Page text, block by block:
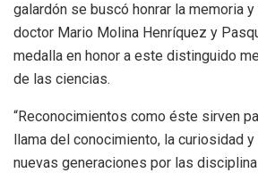
galardón se buscó honrar la memoria
doctor Mario Molina Henríquez y
medalla en honor a este distinguido
de las ciencias.
“Reconocimientos como éste sirven
llama del conocimiento, la curiosidad
nuevas generaciones por las